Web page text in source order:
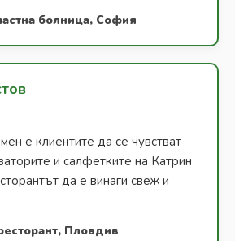
болница, София
е клиентите да се чувстват
и салфетките на Катрин
да е винаги свеж и
Пловдив